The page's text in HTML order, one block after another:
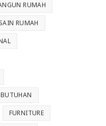
RUMAH
RUMAH
FURNITURE